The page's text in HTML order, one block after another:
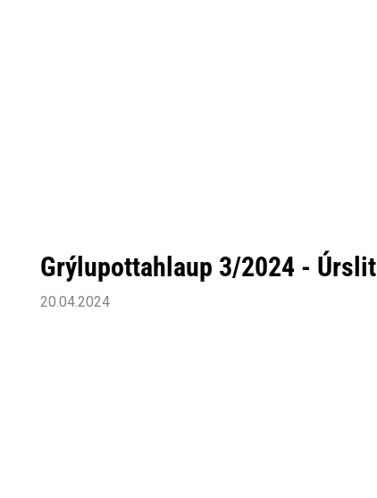
Grýlupottahlaup 3/2024 - Úrslit
20.04.2024